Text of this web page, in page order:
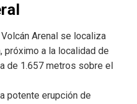
Volcán Arenal se localiza
próximo a la localidad de
de 1.657 metros sobre el
potente erupción de